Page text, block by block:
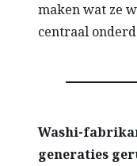
maken wat ze
centraal
Washi-
generaties